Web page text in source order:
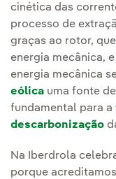
cinética das
processo de
graças ao rotor,
energia mecânica,
energia mecânica
eólica uma fonte
fundamental para a
descarbonização
Na Iberdrola
porque